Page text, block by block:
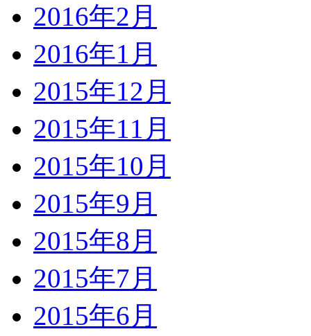
2016年2月
2016年1月
2015年12月
2015年11月
2015年10月
2015年9月
2015年8月
2015年7月
2015年6月